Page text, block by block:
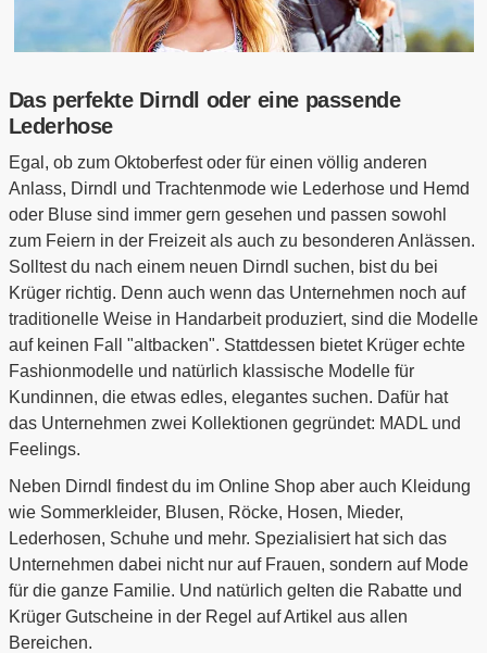
Das perfekte Dirndl oder eine passende
Lederhose
Egal, ob zum Oktoberfest oder für einen völlig anderen
Anlass, Dirndl und Trachtenmode wie Lederhose und Hemd
oder Bluse sind immer gern gesehen und passen sowohl
zum Feiern in der Freizeit als auch zu besonderen Anlässen.
Solltest du nach einem neuen Dirndl suchen, bist du bei
Krüger richtig. Denn auch wenn das Unternehmen noch auf
traditionelle Weise in Handarbeit produziert, sind die Modelle
auf keinen Fall "altbacken". Stattdessen bietet Krüger echte
Fashionmodelle und natürlich klassische Modelle für
Kundinnen, die etwas edles, elegantes suchen. Dafür hat
das Unternehmen zwei Kollektionen gegründet: MADL und
Feelings.
Neben Dirndl findest du im Online Shop aber auch Kleidung
wie Sommerkleider, Blusen, Röcke, Hosen, Mieder,
Lederhosen, Schuhe und mehr. Spezialisiert hat sich das
Unternehmen dabei nicht nur auf Frauen, sondern auf Mode
für die ganze Familie. Und natürlich gelten die Rabatte und
Krüger Gutscheine in der Regel auf Artikel aus allen
Bereichen.